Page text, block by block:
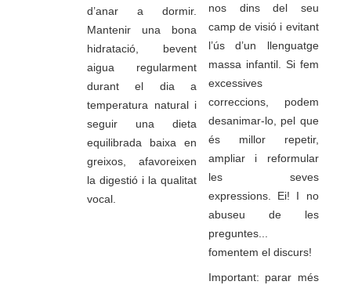
d’anar a dormir.
Mantenir una bona
hidratació, bevent
aigua regularment
durant el dia a
temperatura natural i
seguir una dieta
equilibrada baixa en
greixos, afavoreixen
la digestió i la qualitat
vocal.
nos dins del seu
camp de visió i evitant
l’ús d’un llenguatge
massa infantil. Si fem
excessives
correccions, podem
desanimar-lo, pel que
és millor repetir,
ampliar i reformular
les seves
expressions. Ei! I no
abuseu de les
preguntes...
fomentem el discurs!
Important: parar més